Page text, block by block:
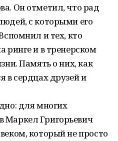
Он отметил, что рад
с которыми его
и тех, кто
ринге и в тренерском
Память о них, как
в сердцах друзей и
для многих
Маркел Григорьевич
который не просто